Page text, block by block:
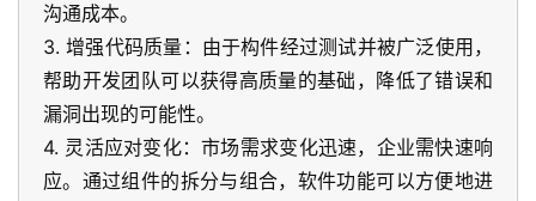
沟通成本。
3. 增强代码质量：由于构件经过测试并被广泛使用，
帮助开发团队可以获得高质量的基础，降低了错误和
漏洞出现的可能性。
4. 灵活应对变化：市场需求变化迅速，企业需快速响
应。通过组件的拆分与组合，软件功能可以方便地进